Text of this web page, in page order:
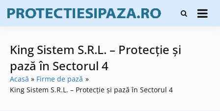
content
Firme de
protecție și
sisteme de
alarmare și
King Sistem S.R.L. – Protecție și
pază în Sectorul 4
Acasă
Firme de pază
King Sistem S.R.L. – Protecție și pază în Sectorul 4